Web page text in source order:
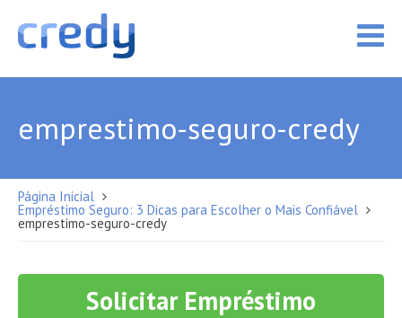
emprestimo-seguro-credy
Página Inicial
Empréstimo Seguro: 3 Dicas para Escolher o Mais Confiável
emprestimo-seguro-credy
Solicitar Empréstimo